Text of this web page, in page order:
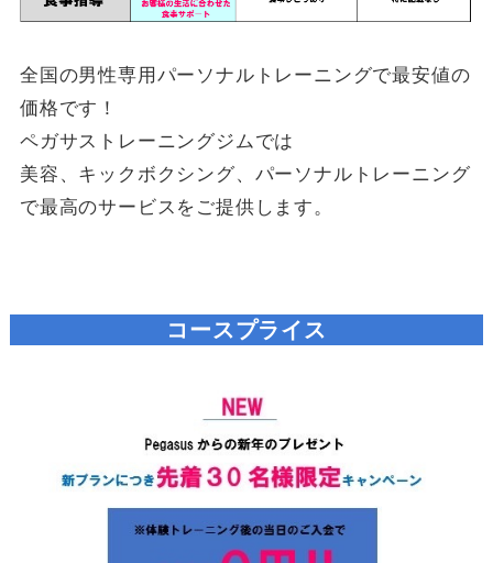
全国の男性専用パーソナルトレーニングで最安値の
価格です！
ペガサストレーニングジムでは
美容、キックボクシング、パーソナルトレーニング
で最高のサービスをご提供します。
コースプライス